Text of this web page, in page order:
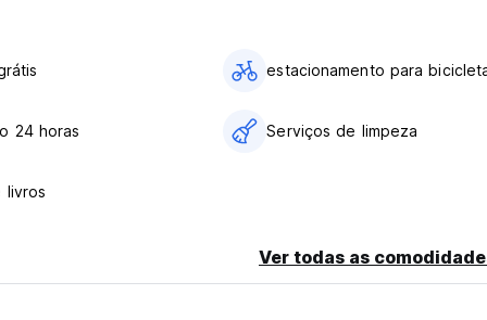
de todas as
de p?es,
estacionamento para
24 horas Serviços de limpeza
livros
Ver todas as